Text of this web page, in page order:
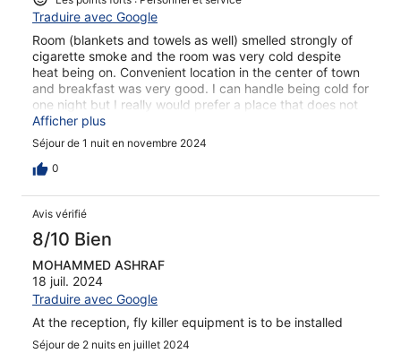
Traduire avec Google
Room (blankets and towels as well) smelled strongly of
cigarette smoke and the room was very cold despite
heat being on. Convenient location in the center of town
and breakfast was very good. I can handle being cold for
one night but I really would prefer a place that does not
smell like cigarettes.
Afficher plus
Séjour de 1 nuit en novembre 2024
0
Avis vérifié
8/10 Bien
MOHAMMED ASHRAF
18 juil. 2024
Traduire avec Google
At the reception, fly killer equipment is to be installed
Séjour de 2 nuits en juillet 2024